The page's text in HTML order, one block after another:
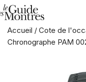
Accueil / Cote de
Chronographe PAM